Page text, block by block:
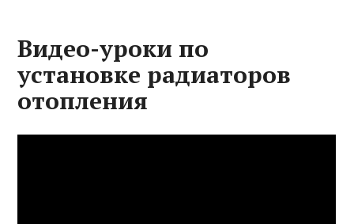
Видео-уроки по
установке радиаторов
отопления